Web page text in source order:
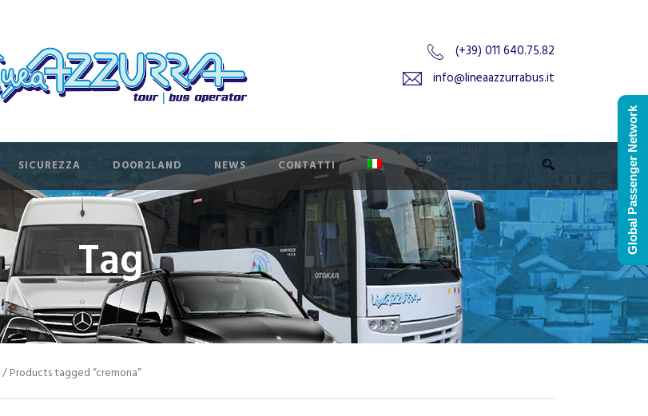
(+39) 011 640.75.82
info@lineaazzurrabus.it
SICUREZZA DOOR2LAND NEWS CONTATTI 0
Tag
/ Products tagged “cremona”
Global Passenger Network